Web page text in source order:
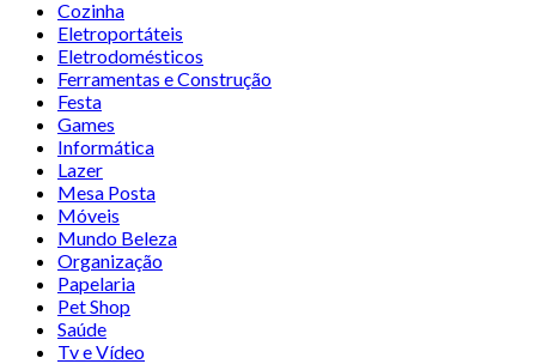
Cozinha
Eletroportáteis
Eletrodomésticos
Ferramentas e Construção
Festa
Games
Informática
Lazer
Mesa Posta
Móveis
Mundo Beleza
Organização
Papelaria
Pet Shop
Saúde
Tv e Vídeo